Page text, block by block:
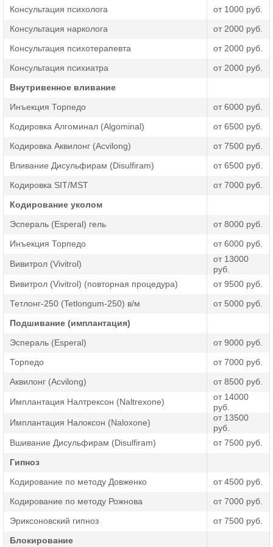
Противопоказания к процедуре
если нет никаких противопоказаний по здоровью.
проблем:
состояние опьянения,
черепно-мозговые травмы,
перенесенные недавно инсульты или инфаркты,
инфекционные болезни в острой стадии.
медикаменты. Никаких кардинальных изменений с
личностью не происходит, просто корректируется
отношение к алкоголю, что говорит о полной
безопасности кодирования. Звоните или оставляйте
Консультация психолога
от 1000 руб.
Консультация нарколога
от 2000 руб.
Консультация психотерапевта
от 2000 руб.
Консультация психиатра
от 2000 руб.
Внутривенное вливание
Инъекция Торпедо
от 6000 руб.
Кодировка Алгоминал (Algominal)
от 6500 руб.
Кодировка Аквилонг (Acvilong)
от 7500 руб.
Вливание Дисульфирам (Disulfiram)
от 6500 руб.
Кодировка SIT/MST
от 7000 руб.
Кодирование уколом
Эспераль (Esperal) гель
от 8000 руб.
Инъекция Торпедо
от 6000 руб.
Вивитрол (Vivitrol)
от 13000
руб.
Вивитрол (Vivitrol) (повторная процедура)
от 9500 руб.
Тетлонг-250 (Tetlongum-250) в/м
от 5000 руб.
Подшивание (имплантация)
Эспераль (Esperal)
от 9000 руб.
Торпедо
от 7000 руб.
Аквилонг (Acvilong)
от 8500 руб.
Имплантация Налтрексон (Naltrexone)
от 14000
руб.
Имплантация Налоксон (Naloxone)
от 13500
руб.
Вшивание Дисульфирам (Disulfiram)
от 7500 руб.
Гипноз
Кодирование по методу Довженко
от 4500 руб.
Кодирование по методу Рожнова
от 7000 руб.
Эриксоновский гипноз
от 7500 руб.
Блокирование